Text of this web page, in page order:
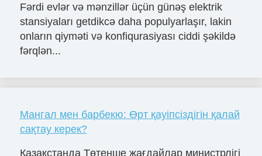
Fərdi evlər və mənzillər üçün günəş elektrik
stansiyaları getdikcə daha populyarlaşır, lakin
onların qiyməti və konfiqurasiyası ciddi şəkildə
fərqlən...
Мангал мен барбекю: Өрт қауіпсіздігін қалай
сақтау керек?
Қазақстанда Төтенше жағдайлар министрлігі